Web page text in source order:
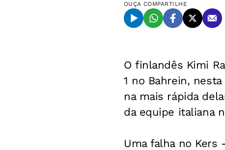
OUÇA COMPARTILHE
O finlandês Kimi
1 no Bahrein,
na mais rápida
da equipe italiana
Uma falha no